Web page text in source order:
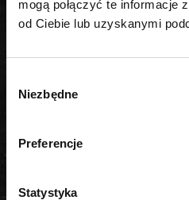
mogą połączyć te informacje
od Ciebie lub uzyskanymi
zgody
Niezbędne
Preferencje
Statystyka
Typ diody
Dodatkowe funkcje
sensor ruchu,